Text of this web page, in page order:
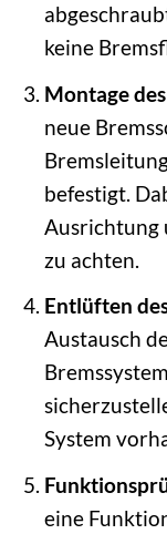
keine
Montage
neue
befestigt.
Ausrichtung
zu achten.
Entlüften
Austausch
System
eine